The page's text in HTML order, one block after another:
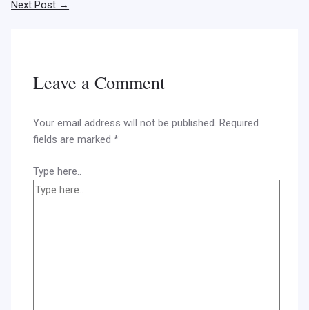
Next Post →
Leave a Comment
Your email address will not be published. Required
fields are marked*
Type here..